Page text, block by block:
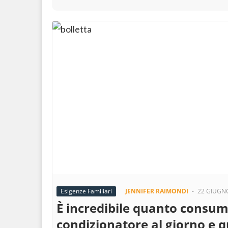
Esigenze Familiari JENNIFER RAIMONDI - 22
È incredibile quanto
condizionatore al giorno e